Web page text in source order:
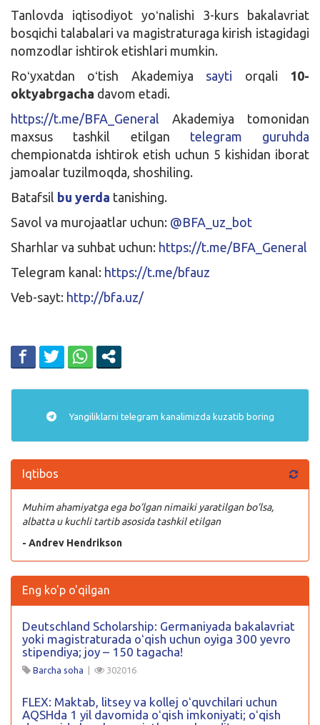
Tanlovda iqtisodiyot yoʻnalishi 3-kurs bakalavriat
bosqichi talabalari va magistraturaga kirish istagidagi
nomzodlar ishtirok etishlari mumkin.
Roʻyxatdan oʻtish Akademiya sayti orqali 10-
oktyabrgacha davom etadi.
https://t.me/BFA_General Akademiya tomonidan
maxsus tashkil etilgan telegram guruhda
chempionatda ishtirok etish uchun 5 kishidan iborat
jamoalar tuzilmoqda, shoshiling.
Batafsil bu yerda tanishing.
Savol va murojaatlar uchun: @BFA_uz_bot
Sharhlar va suhbat uchun: https://t.me/BFA_General
Telegram kanal: https://t.me/bfauz
Veb-sayt: http://bfa.uz/
Yangiliklarni telegram kanalimizda kuzatib boring
Iqtibos
Muhim ahamiyatga ega bo’lgan nimaiki yaratilgan bo’lsa,
albatta u kuchli tartib asosida tashkil etilgan
- Andrev Hendrikson
Eng ko'p o'qilgan
Deutschland Scholarship: Germaniyada bakalavriat
yoki magistraturada oʻqish uchun oyiga 300 yevro
stipendiya; joy – 150 tagacha!
Barcha soha | 302016
FLEX: Maktab, litsey va kollej oʻquvchilari uchun
AQSHda 1 yil davomida oʻqish imkoniyati; oʻqish